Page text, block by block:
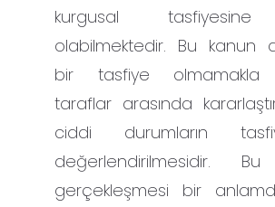
kurgusal
olabilmektedir. Bu kanun
bir tasfiye olmamakla
taraflar arasında
ciddi durumların
değerlendirilmesidir. Bu
gerçekleşmesi bir